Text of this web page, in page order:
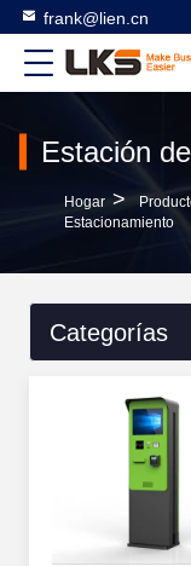
frank@lien.cn
Estación
Hogar >
Estacionamiento
Categorías